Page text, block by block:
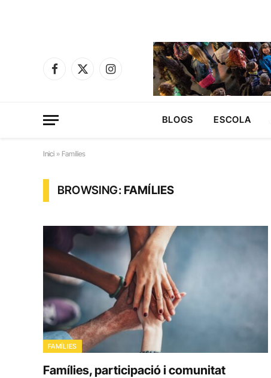
Facebook
X
Instagram
BLOGS ESCOLA
Inici » Famílies
BROWSING:FAMÍLIES
FAMÍLIES
Famílies, participació i comunitat